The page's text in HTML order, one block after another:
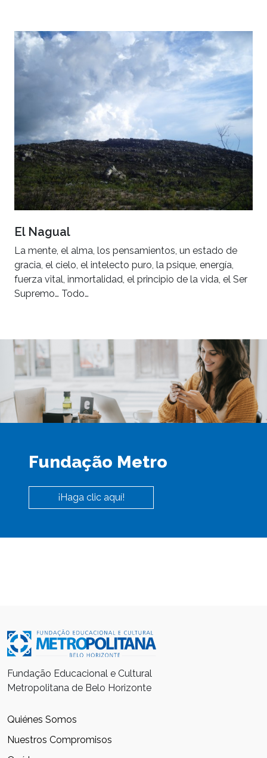
El Nagual
La mente, el alma, los pensamientos, un estado de
gracia, el cielo, el intelecto puro, la psique, energía,
fuerza vital, inmortalidad, el principio de la vida, el Ser
Supremo… Todo…
Fundação Metro
¡Haga clic aquí!
Fundação Educacional e Cultural
Metropolitana de Belo Horizonte
Quiénes Somos
Nuestros Compromisos